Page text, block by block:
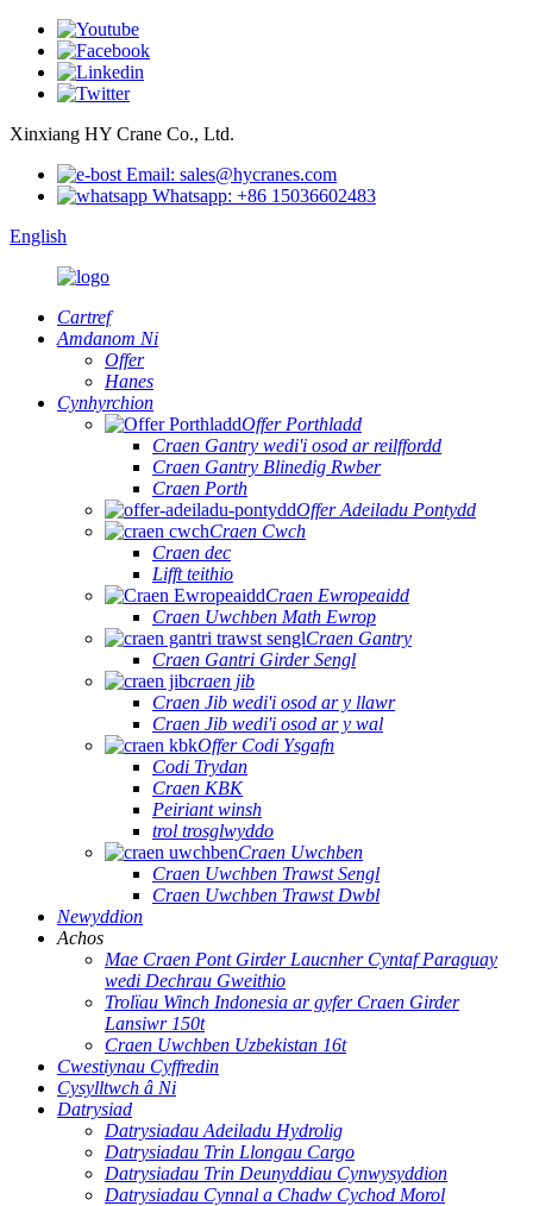
Xinxiang HY Crane Co., Ltd.
Email: sales@hycranes.com
Whatsapp: +86 15036602483
English
Cartref
Amdanom Ni
Offer
Hanes
Cynhyrchion
Offer Porthladd
Craen Gantry wedi'i osod ar reilffordd
Craen Gantry Blinedig Rwber
Craen Porth
Offer Adeiladu Pontydd
Craen Cwch
Craen dec
Lifft teithio
Craen Ewropeaidd
Craen Uwchben Math Ewrop
Craen Gantry
Craen Gantri Girder Sengl
craen jib
Craen Jib wedi'i osod ar y llawr
Craen Jib wedi'i osod ar y wal
Offer Codi Ysgafn
Codi Trydan
Craen KBK
Peiriant winsh
trol trosglwyddo
Craen Uwchben
Craen Uwchben Trawst Sengl
Craen Uwchben Trawst Dwbl
Newyddion
Achos
Mae Craen Pont Girder Laucnher Cyntaf Paraguay
wedi Dechrau Gweithio
Trolïau Winch Indonesia ar gyfer Craen Girder
Lansiwr 150t
Craen Uwchben Uzbekistan 16t
Cwestiynau Cyffredin
Cysylltwch â Ni
Datrysiad
Datrysiadau Adeiladu Hydrolig
Datrysiadau Trin Llongau Cargo
Datrysiadau Trin Deunyddiau Cynwysyddion
Datrysiadau Cynnal a Chadw Cychod Morol